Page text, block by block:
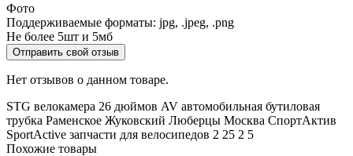
Фото
Поддерживаемые форматы: jpg, .jpeg, .png
Не более 5шт и 5мб
Отправить свой отзыв
Нет отзывов о данном товаре.
STG велокамера 26 дюймов AV автомобильная бутиловая
трубка Раменское Жуковский Люберцы Москва СпортАктив
SportActive запчасти для велосипедов 2 25 2 5
Похожие товары